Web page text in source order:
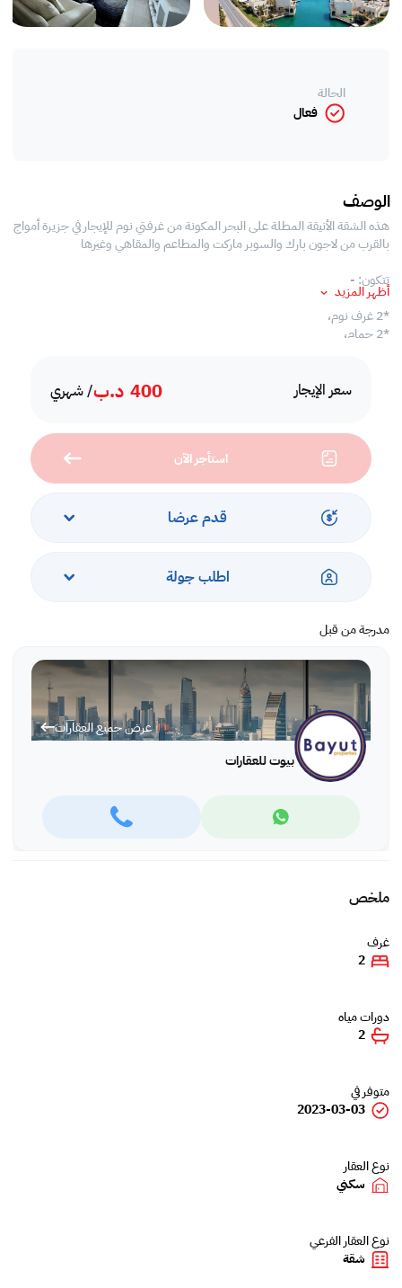
سعر الإيجار 400 د.ب/ شهري
استأجر الآن
قدم عرضا
اطلب جولة
مدرجة من قبل
عرض جميع العقارات
بيوت للعقارات
الحالة
فعال
الوصف
هذه الشقة الأنيقة المطلة على البحر المكونة من غرفتي نوم للإيجار في جزيرة أمواج
بالقرب من لاجون بارك والسوبر ماركت والمطاعم والمقاهي وغيرها
تتكون: -
*2 غرف نوم،
*2 حمام،
*منطقة الطعام
*حمام السباحة،
* منطقة للشواء ،
*نادي رياضي،
* أمن على مدار 24 ساعة.
أظهر المزيد
ملخص
غرف
2
دورات مياه
2
متوفر في
2023-03-03
نوع العقار
سكني
نوع العقار الفرعي
شقة